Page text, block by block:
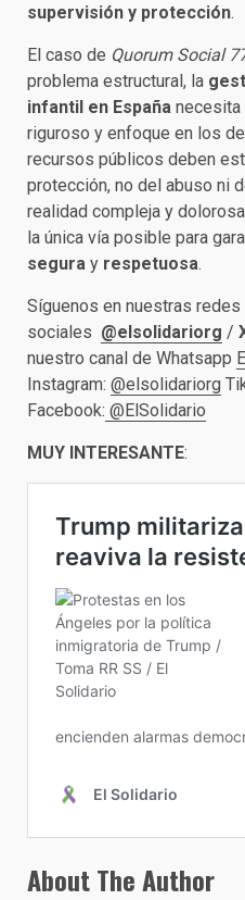
supervisión y protección.
El caso de Quorum Social
problema estructural, la
infantil en España necesita
riguroso y enfoque en los
recursos públicos deben
protección, no del abuso ni
realidad compleja y
la única vía posible para
segura y respetuosa.
Síguenos en nuestras redes
sociales @elsolidariorg /
nuestro canal de Whatsapp
Instagram: @elsolidariorg
Facebook: @ElSolidario
MUY INTERESANTE:
About The Author